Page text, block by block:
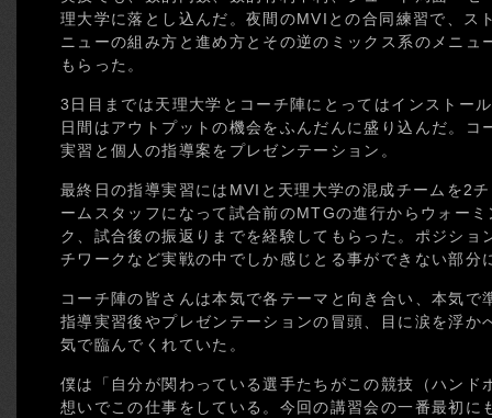
理大学に落とし込んだ。夜間のMVIとの合同練習で、ス
ニューの組み方と進め方とその逆のミックス系のメニュ
もらった。
3日目までは天理大学とコーチ陣にとってはインストー
日間はアウトプットの機会をふんだんに盛り込んだ。
実習と個人の指導案をプレゼンテーション。
最終日の指導実習にはMVIと天理大学の混成チームを2
ームスタッフになって試合前のMTGの進行からウォー
ク、試合後の振返りまでを経験してもらった。ポジショ
チワークなど実戦の中でしか感じとる事ができない部分
コーチ陣の皆さんは本気で各テーマと向き合い、本気で
指導実習後やプレゼンテーションの冒頭、目に涙を浮か
気で臨んでくれていた。
僕は「自分が関わっている選手たちがこの競技（ハンド
想いでこの仕事をしている。今回の講習会の一番最初に